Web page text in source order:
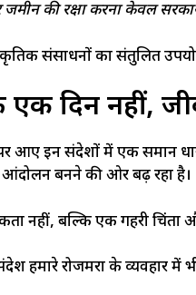
की रक्षा करना केवल सरकार
संसाधनों का संतुलित
दिन नहीं,
आए इन संदेशों में एक समान
आंदोलन बनने की ओर बढ़ रहा है।
नहीं, बल्कि एक गहरी चिंता
रोजमर्रा के व्यवहार में